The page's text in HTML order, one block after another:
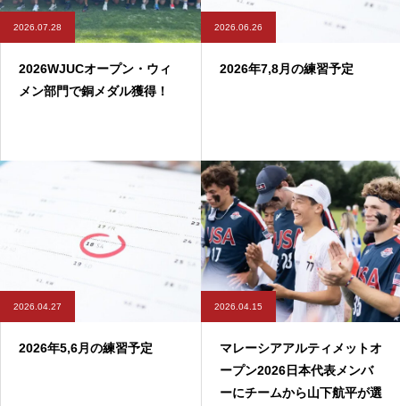
2026.07.28
2026WJUCオープン・ウィ
メン部門で銅メダル獲得！
2026.06.26
2026年7,8月の練習予定
2026.04.27
2026年5,6月の練習予定
2026.04.15
マレーシアアルティメットオ
ープン2026日本代表メンバ
ーにチームから山下航平が選